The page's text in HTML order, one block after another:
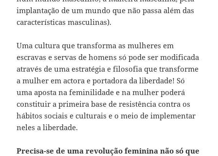
implantação de um mundo que não passa além das
características masculinas).
Uma cultura que transforma as mulheres em
escravas e servas de homens só pode ser modificada
através de uma estratégia e filosofia que transforme
a mulher em actora e portadora da liberdade! Só
uma aposta na feminilidade e na mulher poderá
constituir a primeira base de resistência contra os
hábitos sociais e culturais e o meio de implementar
neles a liberdade.
Precisa-se de uma revolução feminina não só que